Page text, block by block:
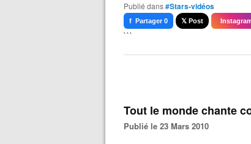
Publié dans#Stars-vidéos
f Partager 0 𝕏 Post
```
Tout le monde chante
Publié le 23 Mars 2010